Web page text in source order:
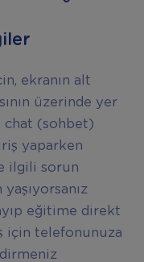
ekranın alt
üzerinde yer
chat (sohbet)
yaparken
ilgili sorun
eğitime direkt
için telefonunuza